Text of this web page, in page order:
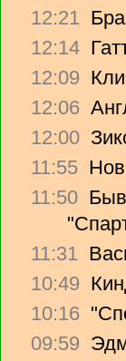
12:21
12:14
12:09
12:06
12:00
11:55
11:50
11:31
10:49
10:16
09:59